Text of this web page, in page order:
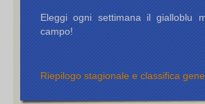
Eleggi ogni settimana il gialloblu
campo!
Riepilogo stagionale e classifica